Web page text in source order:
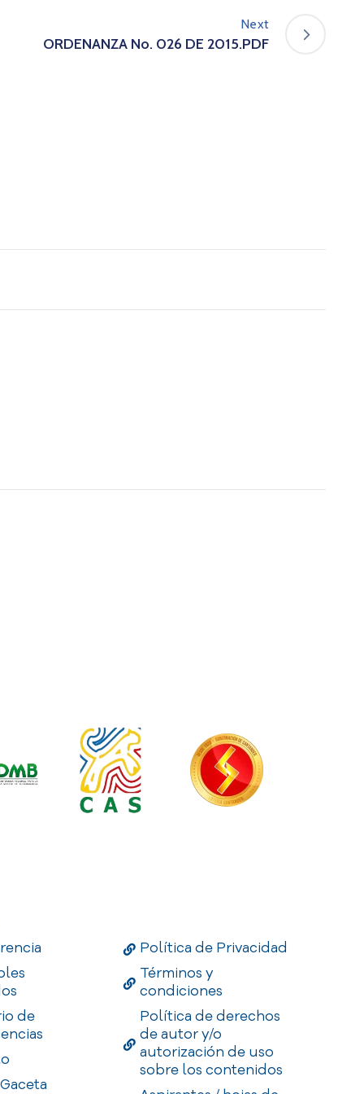
Next
ORDENANZA No. 026 DE 2015.PDF
de
Política de Privacidad
Términos y
condiciones
Política de derechos
de autor y/o
autorización de uso
sobre los contenidos